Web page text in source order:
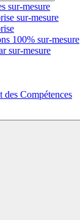
sur-mesure
sur-mesure
100% sur-mesure
sur-mesure
des Compétences